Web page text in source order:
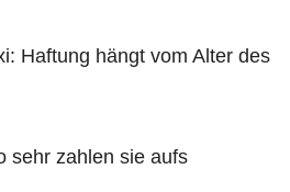
Haftung hängt vom Alter des
sehr zahlen sie aufs